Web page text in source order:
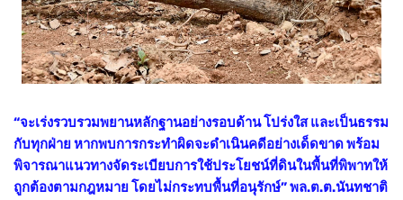
“จะเร่งรวบรวมพยานหลักฐานอย่างรอบด้าน โปร่งใส และเป็นธรรม
กับทุกฝ่าย หากพบการกระทำผิดจะดำเนินคดีอย่างเด็ดขาด พร้อม
พิจารณาแนวทางจัดระเบียบการใช้ประโยชน์ที่ดินในพื้นที่พิพาทให้
ถูกต้องตามกฎหมาย โดยไม่กระทบพื้นที่อนุรักษ์” พล.ต.ต.นันทชาติ